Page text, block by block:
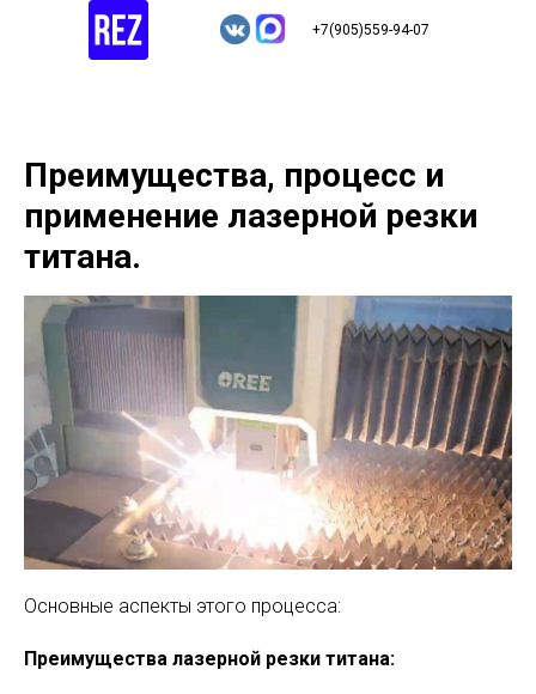
+7(905)559-94-07
Преимущества, процесс и
применение лазерной резки
титана.
Основные аспекты этого процесса:
Преимущества лазерной резки титана: